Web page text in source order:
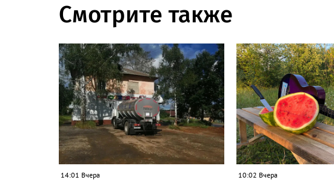
Смотрите также
14:01 Вчера 10:02 Вчера